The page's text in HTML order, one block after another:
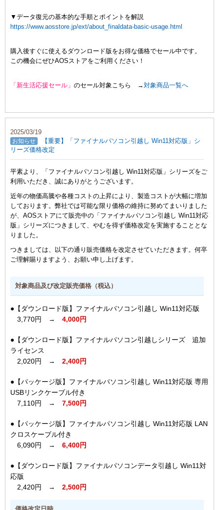
▼データ復元の基本的な手順とポイントを解説
https://www.aosstore.jp/ext/about_finaldata-basic-usage.html
購入後すぐに使えるダウンロード版をお得な価格でセール中です。
この機会にぜひAOSストアをご利用ください！
「新生活応援セール」 のセール対象こちら →対象商品一覧へ
2025/03/19
お知らせ
【重要】「ファイナルパソコン引越し Win11対応版」シ
リーズ価格改定
平素より、「ファイナルパソコン引越し Win11対応版」シリーズをご
利用いただき、誠にありがとうございます。
近年の物価高騰や各種コストの上昇により、製造コストが大幅に増加
しております。弊社では可能な限り価格の維持に努めてまいりました
が、AOSストアにて販売中の「ファイナルパソコン引越し Win11対応
版」シリーズにつきまして、やむを得ず価格改定を実施することとな
りました。
つきましては、以下の通り販売価格を改定させていただきます。何卒
ご理解賜りますよう、お願い申し上げます。
対象商品及び改定販売価格（税込）
●【ダウンロード版】ファイナルパソコン引越し Win11対応版
3,770円 → 4,000円
●【ダウンロード版】ファイナルパソコン引越しシリーズ 追加
ライセンス
2,020円 → 2,400円
●【パッケージ版】ファイナルパソコン引越し Win11対応版 専用
USBリンクケーブル付き
7,110円 → 7,500円
●【パッケージ版】ファイナルパソコン引越し Win11対応版 LAN
クロスケーブル付き
6,090円 → 6,400円
●【ダウンロード版】ファイナルパソコンデータ引越し Win11対
応版
2,420円 → 2,500円